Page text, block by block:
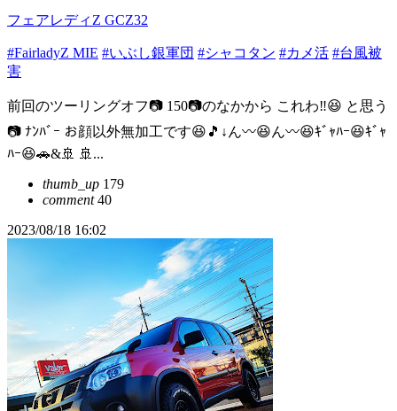
フェアレディZ GCZ32
#FairladyZ MIE #いぶし銀軍団 #シャコタン #カメ活 #台風被
害
前回のツーリングオフ📷 150📷のなかから これわ‼️😆 と思う
📷 ﾅﾝﾊﾞｰ お顔以外無加工です😆🎵↓ん〰️😆ん〰️😆ｷﾞｬﾊｰ😆ｷﾞｬ
ﾊｰ😆🚗&🚢 🚢...
thumb_up 179
comment40
2023/08/18 16:02